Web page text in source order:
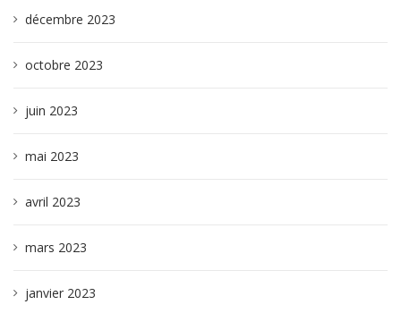
décembre 2023
octobre 2023
juin 2023
mai 2023
avril 2023
mars 2023
janvier 2023